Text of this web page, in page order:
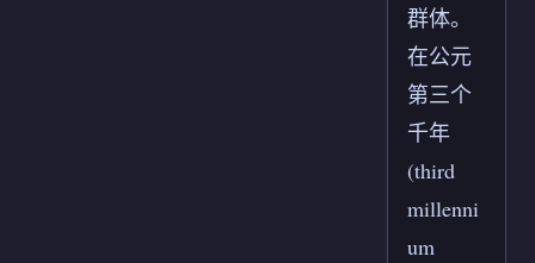
群体。
在公元
第三个
千年
(third
millenni
um